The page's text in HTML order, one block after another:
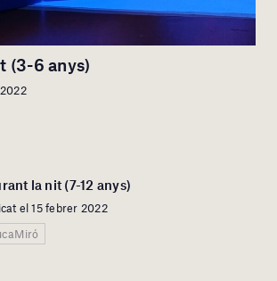
(3-6 anys)
la nit (7-12 anys)
el 15 febrer 2022